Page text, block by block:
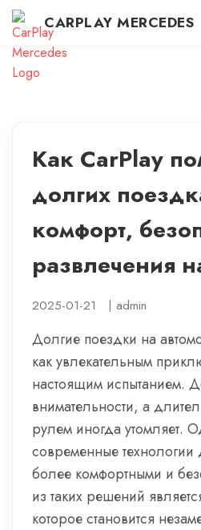
CARPLAY MERCEDES
Как CarPlay
долгих
комфорт,
развлечения
2025-01-21 | admin
Долгие поездки на
как увлекательным
настоящим испытанием.
внимательности, а
рулем иногда утомляет.
современные технологии
более комфортными и
из таких решений
которое становится